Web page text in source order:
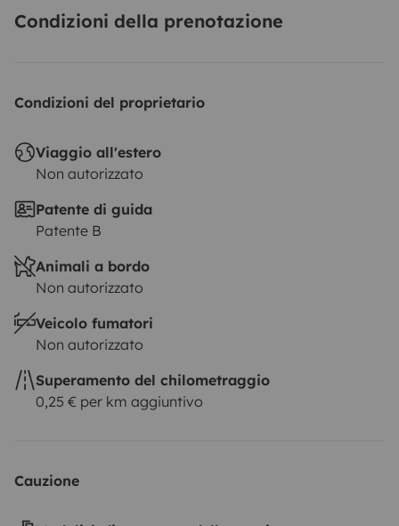
Condizioni della prenotazione
Condizioni del proprietario
Viaggio all'estero
Non autorizzato
Patente di guida
Patente B
Animali a bordo
Non autorizzato
Veicolo fumatori
Non autorizzato
Superamento del chilometraggio
0,25 € per km aggiuntivo
Cauzione